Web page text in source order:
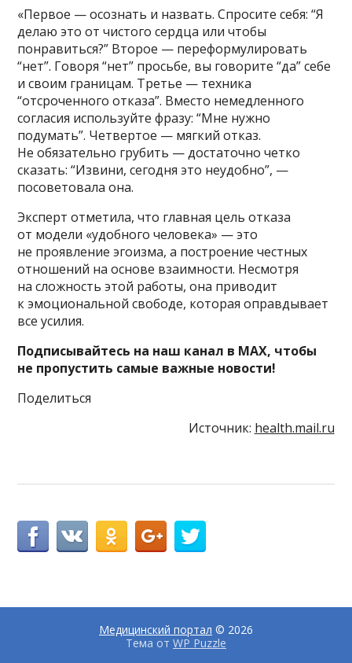
«Первое — осознать и назвать. Спросите себя: “Я
делаю это от чистого сердца или чтобы
понравиться?” Второе — переформулировать
“нет”. Говоря “нет” просьбе, вы говорите “да” себе
и своим границам. Третье — техника
“отсроченного отказа”. Вместо немедленного
согласия используйте фразу: “Мне нужно
подумать”. Четвертое — мягкий отказ.
Не обязательно грубить — достаточно четко
сказать: “Извини, сегодня это неудобно”, —
посоветовала она.
Эксперт отметила, что главная цель отказа
от модели «удобного человека» — это
не проявление эгоизма, а построение честных
отношений на основе взаимности. Несмотря
на сложность этой работы, она приводит
к эмоциональной свободе, которая оправдывает
все усилия.
Подписывайтесь на наш канал в MAX, чтобы
не пропустить самые важные новости!
Поделиться
Источник: health.mail.ru
Медицинский портал © 2026
Тема от WP Puzzle